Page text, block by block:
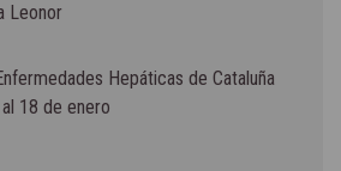
Leonor
Hepáticas de Cataluña
18 de enero